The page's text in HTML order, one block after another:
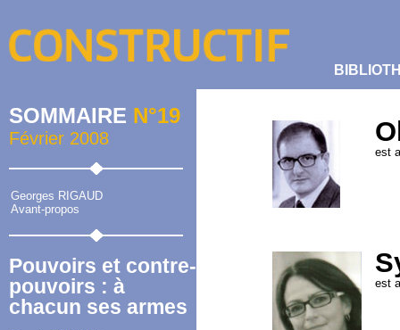
SOMMAIRE N°19
Février 2008
Georges RIGAUD
Avant-propos
Pouvoirs et contre-
pouvoirs : à
chacun ses armes
est
est